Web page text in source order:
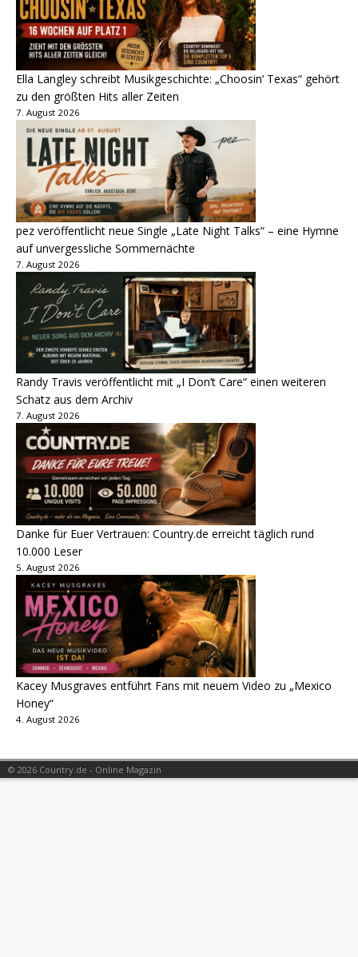
Ella Langley schreibt Musikgeschichte: „Choosin‘ Texas“ gehört
zu den größten Hits aller Zeiten
7. August 2026
pez veröffentlicht neue Single „Late Night Talks“ – eine Hymne
auf unvergessliche Sommernächte
7. August 2026
Randy Travis veröffentlicht mit „I Don’t Care“ einen weiteren
Schatz aus dem Archiv
7. August 2026
Danke für Euer Vertrauen: Country.de erreicht täglich rund
10.000 Leser
5. August 2026
Kacey Musgraves entführt Fans mit neuem Video zu „Mexico
Honey“
4. August 2026
© 2026 Country.de - Online Magazin